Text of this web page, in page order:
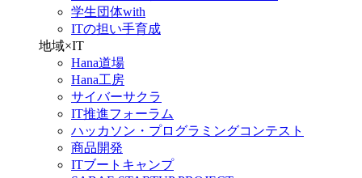
学生団体with
ITの担い手育成
地域×IT
Hana道場
Hana工房
サイバーサクラ
IT推進フォーラム
ハッカソン・プログラミングコンテスト
商品開発
ITブートキャンプ